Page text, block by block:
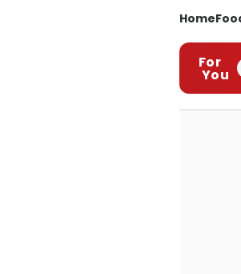
Home
For
You